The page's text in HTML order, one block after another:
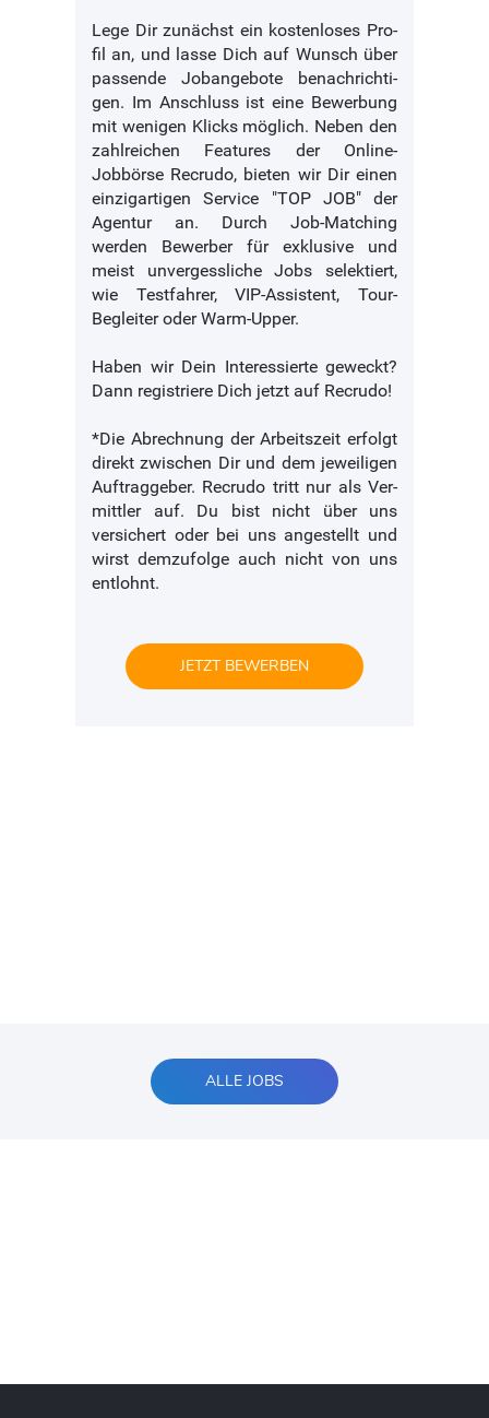
Le­ge Dir zu­nächst ein kos­ten­lo­ses Pro­
fil an, und las­se Dich auf Wunsch über
pas­sen­de Job­an­ge­bo­te be­nach­rich­ti­
gen. Im An­schluss ist ei­ne Be­wer­bung
mit we­ni­gen Klicks mög­lich. Neben den
zahlreichen Features der Online-
Jobbörse Recrudo, bieten wir Dir einen
einzigartigen Service "TOP JOB" der
Agentur an. Durch Job-Matching
werden Bewerber für exklusive und
meist unvergessliche Jobs selektiert,
wie Testfahrer, VIP-Assistent, Tour-
Begleiter oder Warm-Upper.
Haben wir Dein Interessierte geweckt?
Dann registriere Dich jetzt auf Recrudo!
*Die Abrechnung der Arbeitszeit erfolgt
direkt zwischen Dir und dem je­wei­li­gen
Auftraggeber. Recrudo tritt nur als Ver­
mittler auf. Du bist nicht über uns
versichert oder bei uns an­ge­stellt und
wirst demzufolge auch nicht von uns
ent­lohnt.
JETZT BEWERBEN
ALLE JOBS